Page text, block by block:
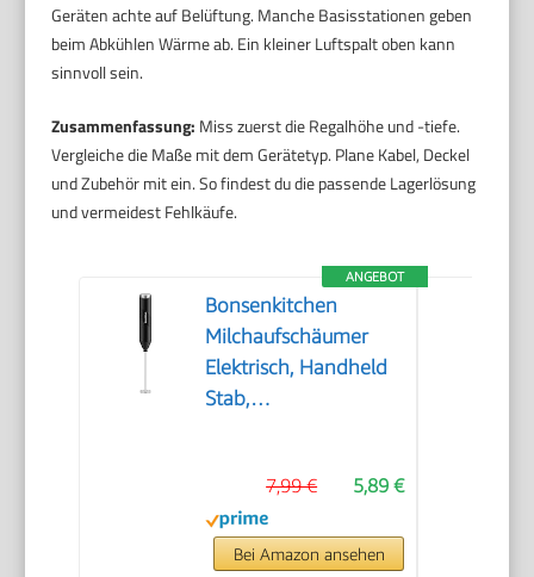
Geräten achte auf Belüftung. Manche Basisstationen geben
beim Abkühlen Wärme ab. Ein kleiner Luftspalt oben kann
sinnvoll sein.
Zusammenfassung: Miss zuerst die Regalhöhe und -tiefe.
Vergleiche die Maße mit dem Gerätetyp. Plane Kabel, Deckel
und Zubehör mit ein. So findest du die passende Lagerlösung
und vermeidest Fehlkäufe.
ANGEBOT
Bonsenkitchen
Milchaufschäumer
Elektrisch, Handheld
Stab,
5,89 €
7,99 €
Bei Amazon ansehen